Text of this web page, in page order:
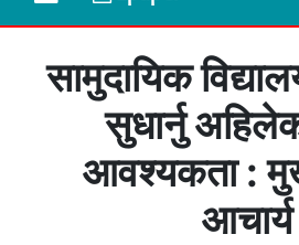
सामुदायिक
सुधार्नु
आवश्यकता :
आचार्य